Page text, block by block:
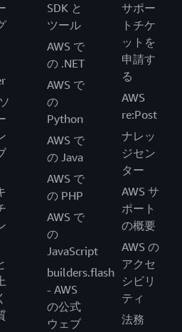
SDK と
ツール
AWS で
の .NET
AWS で
の
Python
AWS で
の Java
AWS で
の PHP
AWS で
の
JavaScript
builders.flash
- AWS
の公式
ウェブ
サポー
トチケ
ットを
申請す
る
AWS
re:Post
ナレッ
ジセン
ター
AWS サ
ポート
の概要
AWS の
アクセ
シビリ
ティ
法務